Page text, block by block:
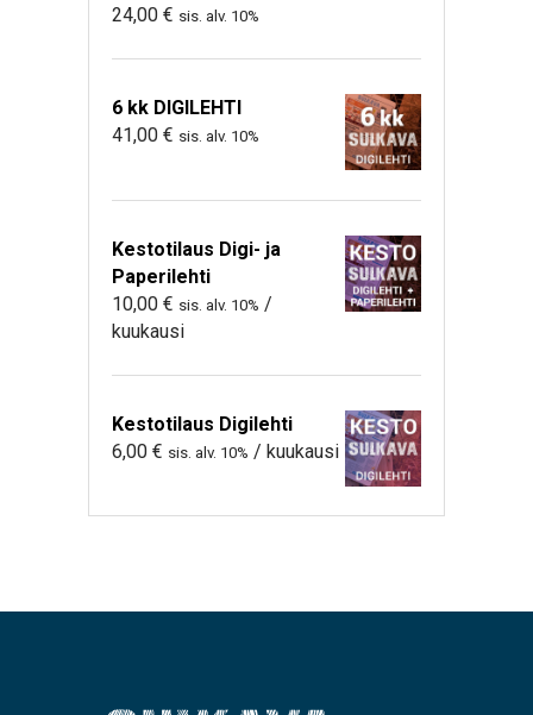
24,00 € sis. alv. 10%
6 kk DIGILEHTI
41,00 € sis. alv. 10%
Kestotilaus Digi- ja
Paperilehti
10,00 € sis. alv. 10% /
kuukausi
Kestotilaus Digilehti
6,00 € sis. alv. 10% / kuukausi